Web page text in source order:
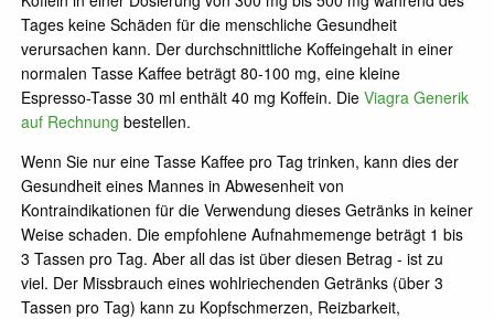
Tages keine Schäden für die menschliche Gesundheit
verursachen kann. Der durchschnittliche Koffeingehalt in einer
normalen Tasse Kaffee beträgt 80-100 mg, eine kleine
Espresso-Tasse 30 ml enthält 40 mg Koffein. Die Viagra Generik
auf Rechnung bestellen.
Wenn Sie nur eine Tasse Kaffee pro Tag trinken, kann dies der
Gesundheit eines Mannes in Abwesenheit von
Kontraindikationen für die Verwendung dieses Getränks in keiner
Weise schaden. Die empfohlene Aufnahmemenge beträgt 1 bis
3 Tassen pro Tag. Aber all das ist über diesen Betrag - ist zu
viel. Der Missbrauch eines wohlriechenden Getränks (über 3
Tassen pro Tag) kann zu Kopfschmerzen, Reizbarkeit,